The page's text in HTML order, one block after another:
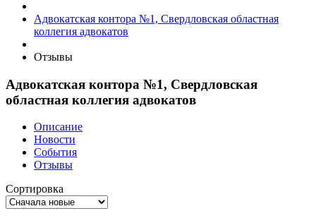
Адвокатская контора №1, Свердловская областная
коллегия адвокатов
Отзывы
Адвокатская контора №1, Свердловская
областная коллегия адвокатов
Описание
Новости
События
Отзывы
Сортировка